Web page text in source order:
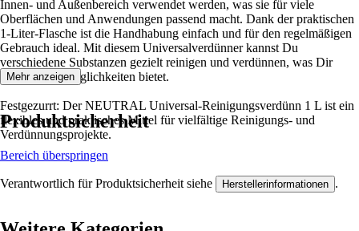
Innen- und Außenbereich verwendet werden, was sie für viele
Oberflächen und Anwendungen passend macht. Dank der praktischen
1-Liter-Flasche ist die Handhabung einfach und für den regelmäßigen
Gebrauch ideal. Mit diesem Universalverdünner kannst Du
verschiedene Substanzen gezielt reinigen und verdünnen, was Dir
viele Einsatzmöglichkeiten bietet.
Festgezurrt: Der NEUTRAL Universal-Reinigungsverdünn 1 L ist ein
flexibles und praktisches Mittel für vielfältige Reinigungs- und
Verdünnungsprojekte.
Mehr anzeigen
Produktsicherheit
Bereich überspringen
Verantwortlich für Produktsicherheit siehe Herstellerinformationen .